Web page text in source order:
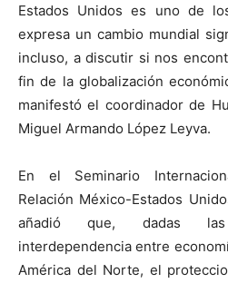
Estados Unidos es uno de
expresa un cambio mundial
incluso, a discutir si nos
fin de la globalización
manifestó el coordinador de
Miguel Armando López Leyva.
En el Seminario
Relación México-Estados
añadió que, dadas las
interdependencia entre
América del Norte, el